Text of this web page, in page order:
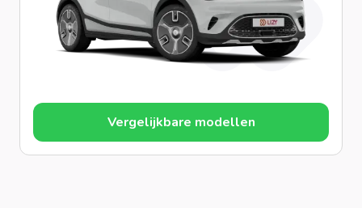
Vergelijkbare modellen